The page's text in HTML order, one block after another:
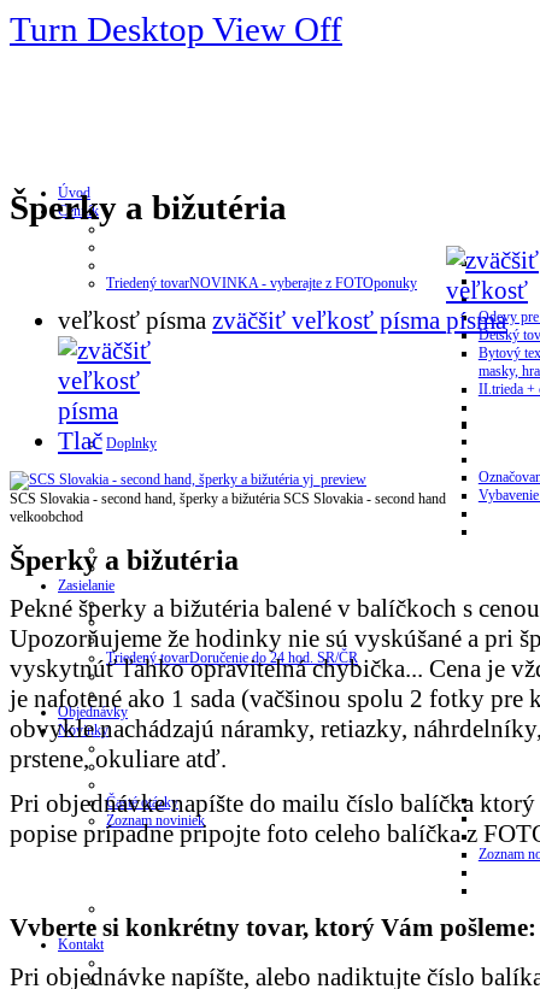
Turn Desktop View Off
Úvod
Cenník
Triedený tovarNOVINKA - vyberajte z FOTOponuky
Odevy
Detský
Bytový
masky,
II.trieda +
Doplnky
Zasielanie
Triedený tovarDoručenie do 24 hod. SR/ČR
Objednávky
Novinky
Časté otázky
Zoznam noviniek
Zoznam
Kontakt
Šperky a bižutéria
veľkosť písma zväčšiť veľkosť písma
Tlač
yj_preview
SCS Slovakia - second hand, šperky a bižutéria SCS Slovakia - second hand
velkoobchod
Šperky a bižutéria
Pekné šperky a bižutéria balené v balíčkoch s
Upozorňujeme že hodinky nie sú vyskúšané a pri
vyskytnúť ľahko opravitelná chybička... Cena je
je nafotené ako 1 sada (vačšinou spolu 2 fotky pre
obvykle nachádzajú náramky, retiazky,
prstene, okuliare atď.
Pri objednávke napíšte do mailu číslo balíčka
popise prípadne pripojte foto celeho balíčka z
Vvberte si konkrétny tovar, ktorý Vám pošleme:
Pri objednávke napíšte, alebo nadiktujte číslo